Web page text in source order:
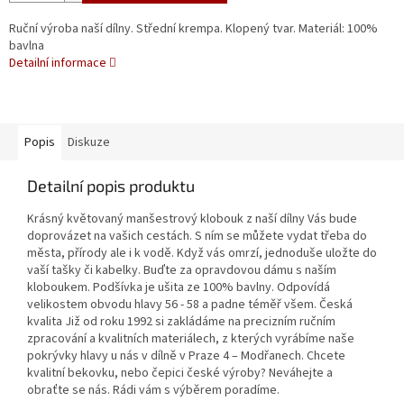
Ruční výroba naší dílny. Střední krempa. Klopený tvar. Materiál: 100%
bavlna
Detailní informace
Popis Diskuze
Detailní popis produktu
Krásný květovaný manšestrový klobouk z naší dílny Vás bude
doprovázet na vašich cestách. S ním se můžete vydat třeba do
města, přírody ale i k vodě. Když vás omrzí, jednoduše uložte do
vaší tašky či kabelky. Buďte za opravdovou dámu s naším
kloboukem. Podšívka je ušita ze 100% bavlny. Odpovídá
velikostem obvodu hlavy 56 - 58 a padne téměř všem. Česká
kvalita Již od roku 1992 si zakládáme na precizním ručním
zpracování a kvalitních materiálech, z kterých vyrábíme naše
pokrývky hlavy u nás v dílně v Praze 4 – Modřanech. Chcete
kvalitní bekovku, nebo čepici české výroby? Neváhejte a
obraťte se nás. Rádi vám s výběrem poradíme.